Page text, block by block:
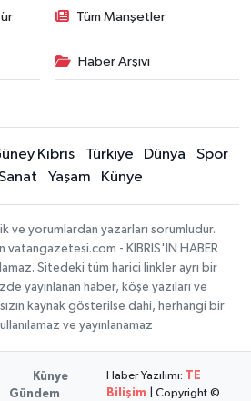
Tüm Manşetler
Haber Arşivi
Kıbrıs Türkiye Dünya
Spor
Yaşam Künye
ve yorumlardan yazarları sorumludur.
vatangazetesi.com - KIBRIS'IN HABER
Sitedeki tüm harici linkler ayrı bir
yayınlanan haber, köşe yazıları ve
kaynak gösterilse dahi, herhangi bir
ve yayınlanamaz
Künye
Gündem
Haber Yazılımı: TE
Bilişim | Copyright ©